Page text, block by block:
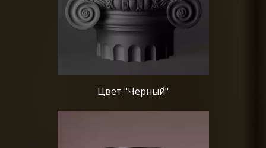
Цвет "Черный"